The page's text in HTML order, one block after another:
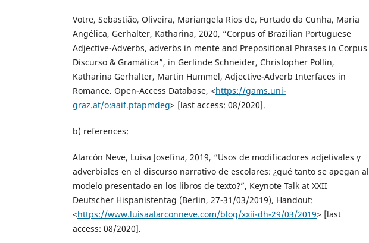
Votre, Sebastião, Oliveira, Mariangela Rios de, Furtado da Cunha, Maria
Angélica, Gerhalter, Katharina, 2020, “Corpus of Brazilian Portuguese
Adjective-Adverbs, adverbs in mente and Prepositional Phrases in Corpus
Discurso & Gramática”, in Gerlinde Schneider, Christopher Pollin,
Katharina Gerhalter, Martin Hummel, Adjective-Adverb Interfaces in
Romance. Open-Access Database, <https://gams.uni-
graz.at/o:aaif.ptapmdeg> [last access: 08/2020].
b) references:
Alarcón Neve, Luisa Josefina, 2019, “Usos de modificadores adjetivales y
adverbiales en el discurso narrativo de escolares: ¿qué tanto se apegan al
modelo presentado en los libros de texto?”, Keynote Talk at XXII
Deutscher Hispanistentag (Berlin, 27-31/03/2019), Handout:
<https://www.luisaalarconneve.com/blog/xxii-dh-29/03/2019> [last
access: 08/2020].